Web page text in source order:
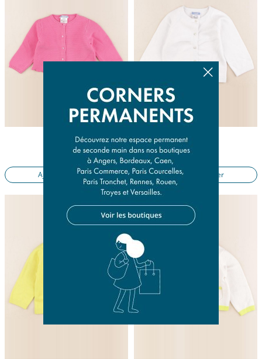
18 mois
16,50 €
Ajouter au panier
12 mois
14,50 €
Ajouter au panier